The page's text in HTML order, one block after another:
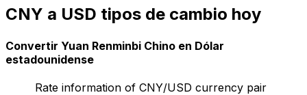
CNY a USD tipos de cambio hoy
Convertir Yuan Renminbi Chino en Dólar
estadounidense
Rate information of CNY/USD currency pair